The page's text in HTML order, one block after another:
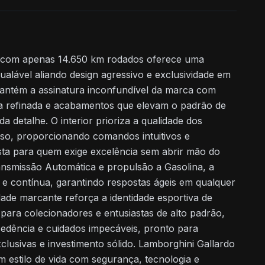
apenas 14.650 km rodados oferece uma
aliando design agressivo e exclusividade em
a assinatura inconfundível da marca com
refinada e acabamentos que elevam o padrão de
detalhe. O interior prioriza a qualidade dos
proporcionando comandos intuitivos e
para quem exige excelência sem abrir mão do
Automática e propulsão a Gasolina, a
contínua, garantindo respostas ágeis em qualquer
marcante reforça a identidade esportiva de
colecionadores e entusiastas de alto padrão,
e cuidados impecáveis, pronto para
e investimento sólido. Lamborghini Gallardo
estilo de vida com segurança, tecnologia e